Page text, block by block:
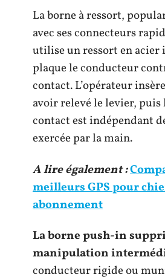
La borne à ressort,
avec ses connecteurs
utilise un ressort en acier
plaque le conducteur
contact. L’opérateur
avoir relevé le levier, puis
contact est indépendant
exercée par la main.
A lire également :
meilleurs GPS pour
abonnement
La borne push-in
manipulation
conducteur rigide ou